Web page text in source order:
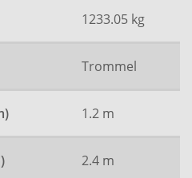
1233.05 kg
Trommel
1.2 m
2.4 m